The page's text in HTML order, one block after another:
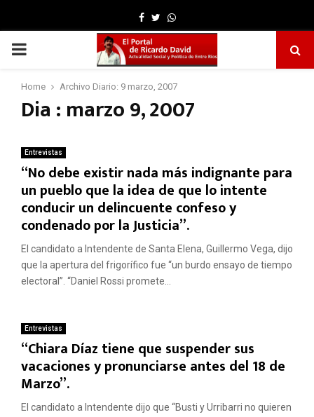
Facebook
TwitterWhatsapp
PRIMARY
MENU
Home Archivo Diario: 9 marzo, 2007
Dia : marzo 9, 2007
Entrevistas
“No debe existir nada más indignante para
un pueblo que la idea de que lo intente
conducir un delincuente confeso y
condenado por la Justicia”.
El candidato a Intendente de Santa Elena, Guillermo Vega, dijo
que la apertura del frigorífico fue “un burdo ensayo de tiempo
electoral”. “Daniel Rossi promete...
Entrevistas
“Chiara Díaz tiene que suspender sus
vacaciones y pronunciarse antes del 18 de
Marzo”.
El candidato a Intendente dijo que “Busti y Urribarri no quieren